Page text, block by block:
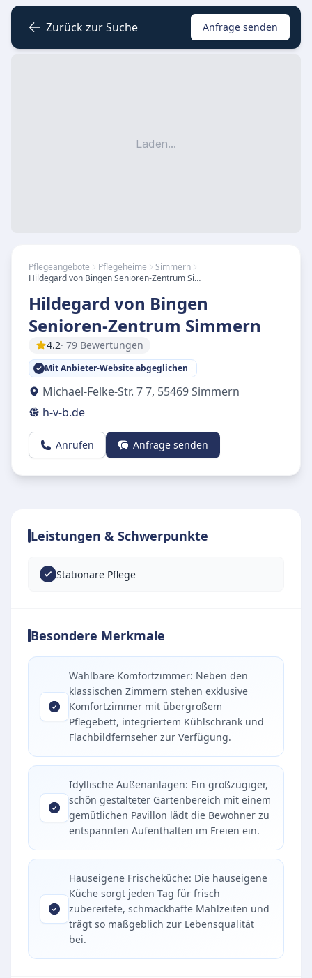
Zurück zur Suche Anfrage senden
Laden...
Pflegeangebote Pflegeheime
Simmern
Hildegard von Bingen Senioren-Zentrum Simmern
Hildegard von Bingen
Senioren-Zentrum Simmern
4.2· 79 Bewertungen
Mit Anbieter-Website abgeglichen
Michael-Felke-Str. 7 7, 55469Simmern
h-v-b.de
Anrufen Anfrage senden
Leistungen & Schwerpunkte
Stationäre Pflege
Besondere Merkmale
Wählbare Komfortzimmer: Neben den
klassischen Zimmern stehen exklusive
Komfortzimmer mit übergroßem
Pflegebett, integriertem Kühlschrank und
Flachbildfernseher zur Verfügung.
Idyllische Außenanlagen: Ein großzügiger,
schön gestalteter Gartenbereich mit einem
gemütlichen Pavillon lädt die Bewohner zu
entspannten Aufenthalten im Freien ein.
Hauseigene Frischeküche: Die hauseigene
Küche sorgt jeden Tag für frisch
zubereitete, schmackhafte Mahlzeiten und
trägt so maßgeblich zur Lebensqualität
bei.